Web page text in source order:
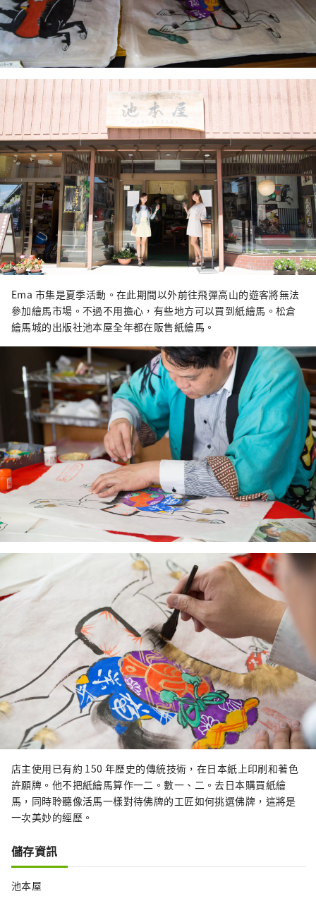
Ema 市集是夏季活動。在此期間以外前往飛彈高山的遊客將無法
參加繪馬市場。不過不用擔心，有些地方可以買到紙繪馬。松倉
繪馬城的出版社池本屋全年都在販售紙繪馬。
店主使用已有約 150 年歷史的傳統技術，在日本紙上印刷和著色
許願牌。他不把紙繪馬算作一二。數一、二。去日本購買紙繪
馬，同時聆聽像活馬一樣對待佛牌的工匠如何挑選佛牌，這將是
一次美妙的經歷。
儲存資訊
池本屋